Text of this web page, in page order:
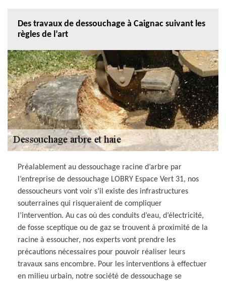
Des travaux de dessouchage à Caignac suivant les
règles de l’art
Préalablement au dessouchage racine d’arbre par
l’entreprise de dessouchage LOBRY Espace Vert 31, nos
dessoucheurs vont voir s’il existe des infrastructures
souterraines qui risqueraient de compliquer
l’intervention. Au cas où des conduits d’eau, d’électricité,
de fosse sceptique ou de gaz se trouvent à proximité de la
racine à essoucher, nos experts vont prendre les
précautions nécessaires pour pouvoir réaliser leurs
travaux sans encombre. Pour les interventions à effectuer
en milieu urbain, notre société de dessouchage se